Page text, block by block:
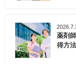
薬剤
得方